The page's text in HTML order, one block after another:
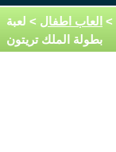
> العاب اطفال > لعبة
بطولة الملك تريتون